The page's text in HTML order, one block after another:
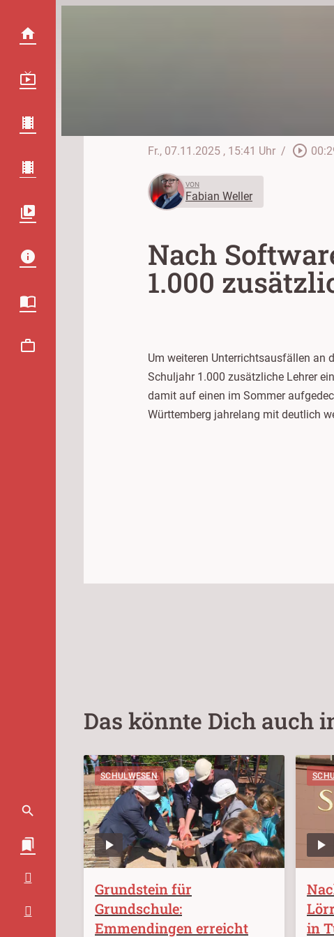
Fr., 07.11.2025 , 15:41 Uhr / play_circle_outline
VON
Fabian Weller
Nach
1.000
Um weiteren Unterrichtsausfällen an
Schuljahr 1.000 zusätzliche Lehrer
damit auf einen im Sommer
Württemberg jahrelang mit deutlich
Das könnte Dich auch
SCHULWESEN
Grundstein für
Grundschule:
Emmendingen erreicht
in